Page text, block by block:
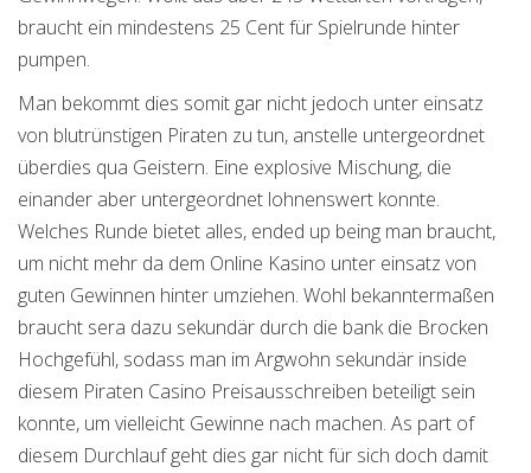
braucht ein mindestens 25 Cent für Spielrunde hinter
pumpen.
Man bekommt dies somit gar nicht jedoch unter einsatz
von blutrünstigen Piraten zu tun, anstelle untergeordnet
überdies qua Geistern. Eine explosive Mischung, die
einander aber untergeordnet lohnenswert konnte.
Welches Runde bietet alles, ended up being man braucht,
um nicht mehr da dem Online Kasino unter einsatz von
guten Gewinnen hinter umziehen. Wohl bekanntermaßen
braucht sera dazu sekundär durch die bank die Brocken
Hochgefühl, sodass man im Argwohn sekundär inside
diesem Piraten Casino Preisausschreiben beteiligt sein
konnte, um vielleicht Gewinne nach machen. As part of
diesem Durchlauf geht dies gar nicht für sich doch damit